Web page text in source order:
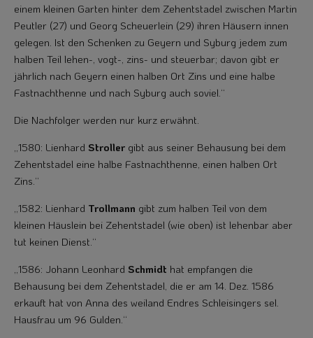
einem kleinen Garten hinter dem Zehentstadel zwischen Martin
Peutler (27) und Georg Scheuerlein (29) ihren Häusern innen
gelegen. Ist den Schenken zu Geyern und Syburg jedem zum
halben Teil lehen-, vogt-, zins- und steuerbar; davon gibt er
jährlich nach Geyern ei­nen halben Ort Zins und eine halbe
Fastnachthenne und nach Syburg auch soviel.“
Die Nachfolger werden nur kurz erwähnt.
„1580: Lienhard Stroller gibt aus seiner Behausung bei dem
Zehentstadel eine halbe Fastnachthenne, einen halben Ort
Zins.“
„1582: Lienhard Trollmann gibt zum halben Teil von dem
kleinen Häuslein bei Ze­hentstadel (wie oben) ist lehenbar aber
tut keinen Dienst.“
„1586: Johann Leonhard Schmidt hat empfangen die
Behausung bei dem Zehentsta­del, die er am 14. Dez. 1586
erkauft hat von Anna des weiland Endres Schleisingers sel.
Hausfrau um 96 Gulden.“